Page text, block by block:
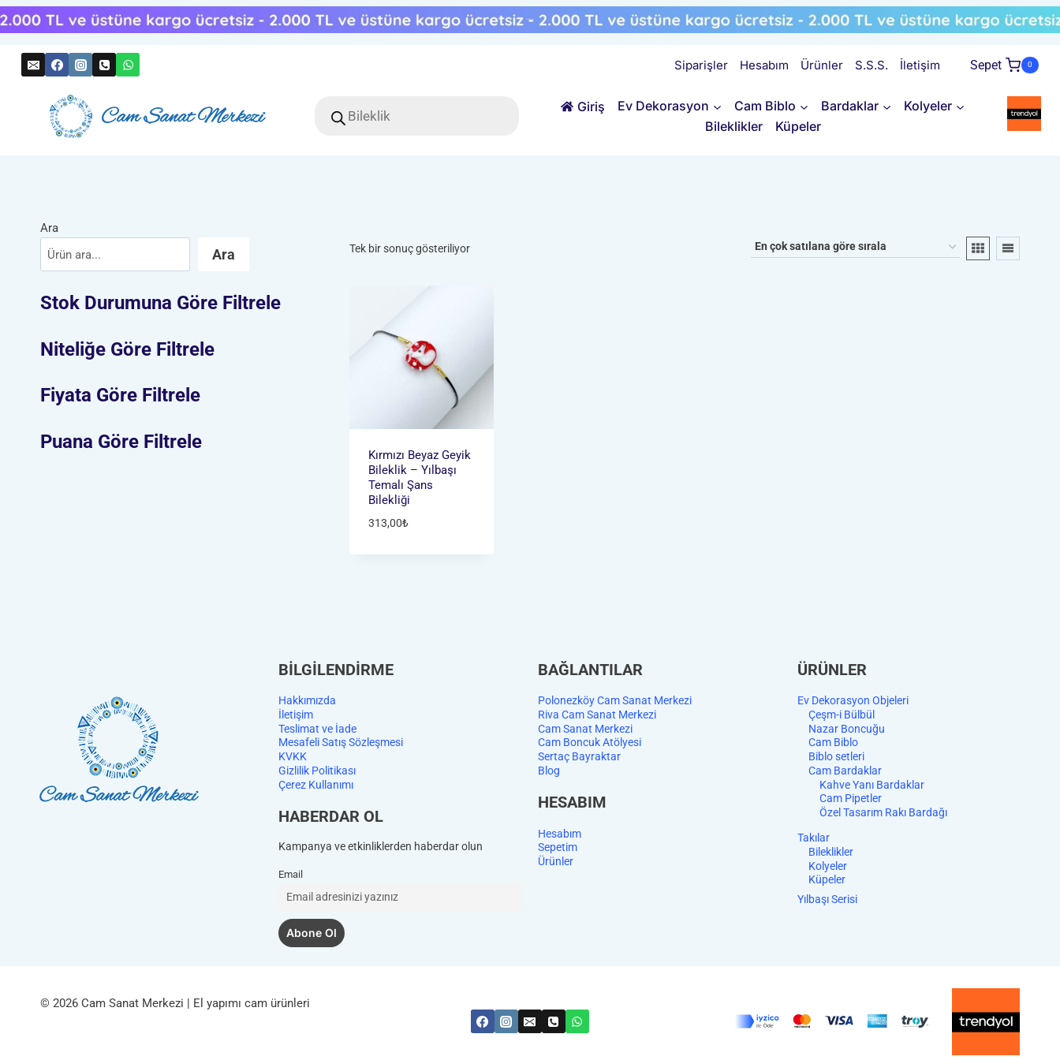
Skip
to
Siparişler Hesabım Ürünler S.S.S. İletişim Sepet 0
search
Giriş Ev Dekorasyon Cam Biblo Bardaklar
Kolyeler
Bileklikler
Küpeler
Tek bir sonuç gösteriliyor
Kırmızı Beyaz Geyik
Bileklik – Yılbaşı
Temalı Şans
Bilekliği
313,00₺
Ara
Ara
Stok Durumuna Göre Filtrele
Niteliğe Göre Filtrele
Fiyata Göre Filtrele
Puana Göre Filtrele
BİLGİLENDİRME
Hakkımızda
İletişim
Teslimat ve İade
Mesafeli Satış Sözleşmesi
KVKK
Gizlilik Politikası
Çerez Kullanımı
HABERDAR OL
Kampanya ve etkinliklerden haberdar olun
Email
BAĞLANTILAR
Polonezköy Cam Sanat Merkezi
Riva Cam Sanat Merkezi
Cam Sanat Merkezi
Cam Boncuk Atölyesi
Sertaç Bayraktar
Blog
HESABIM
Hesabım
Sepetim
Ürünler
ÜRÜNLER
Ev Dekorasyon Objeleri
Çeşm-i Bülbül
Nazar Boncuğu
Cam Biblo
Biblo setleri
Cam Bardaklar
Kahve Yanı Bardaklar
Cam Pipetler
Özel Tasarım Rakı Bardağı
Takılar
Bileklikler
Kolyeler
Küpeler
Yılbaşı Serisi
© 2026 Cam Sanat Merkezi | El yapımı cam ürünleri